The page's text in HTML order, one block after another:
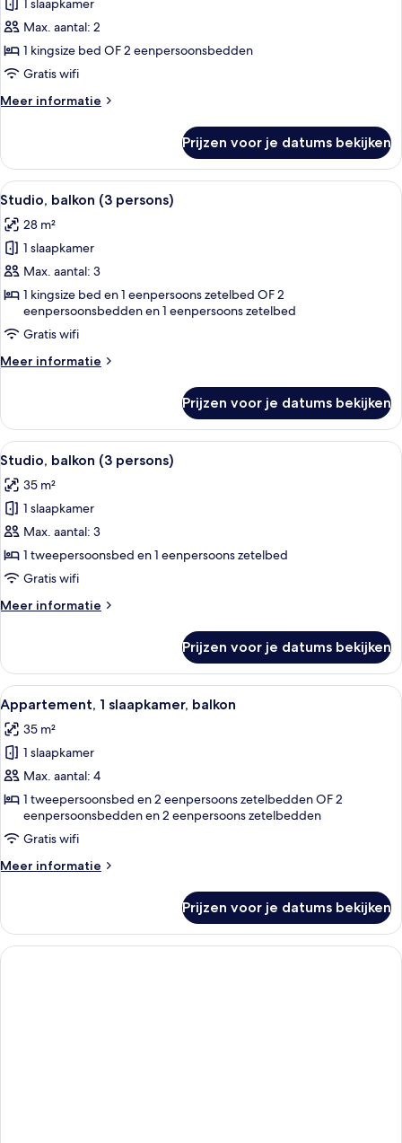
Studio,
balkon
(2
persons)
1 slaapkamer
Max. aantal: 2
1 kingsize bed OF 2 eenpersoonsbedden
Gratis wifi
Meer informatie
Meer
balkon
(2
persons)
Prijzen voor je datums bekijken
Alle
foto's
voor
Studio,
balkon
(3
persons)
laden
Een moderne hotelkamer met twee
30
Studio, balkon (3 persons)
28 m²
1 slaapkamer
Max. aantal: 3
1 kingsize bed en 1 eenpersoons zetelbed OF 2
eenpersoonsbedden en 1 eenpersoons zetelbed
Gratis wifi
Meer informatie
Meer
balkon
(3
persons)
Prijzen voor je datums bekijken
Alle
foto's
voor
Studio,
balkon
(3
persons)
Een moderne hotelkamer met een
11
Studio, balkon (3 persons)
35 m²
1 slaapkamer
Max. aantal: 3
1 tweepersoonsbed en 1 eenpersoons zetelbed
Gratis wifi
Meer informatie
Meer
balkon
(3
persons)
Prijzen voor je datums bekijken
Alle
foto's
voor
Appartement,
1
slaapkamer,
balkon
laden
Een moderne woonkamer met een
11
Appartement, 1 slaapkamer, balkon
35 m²
1 slaapkamer
Max. aantal: 4
1 tweepersoonsbed en 2 eenpersoons zetelbedden OF 2
eenpersoonsbedden en 2 eenpersoons zetelbedden
Gratis wifi
Meer informatie
Meer
1
slaapkamer,
balkon
Prijzen voor je datums bekijken